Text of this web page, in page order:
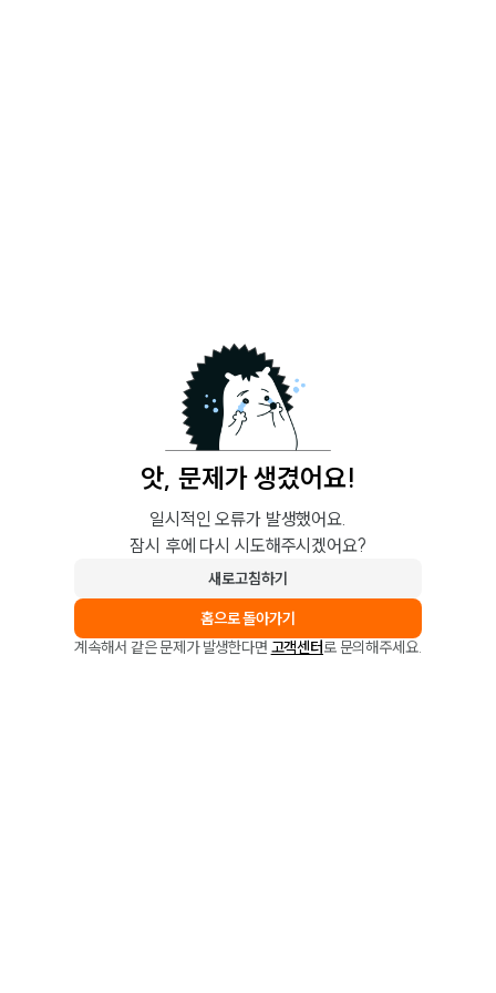
앗, 문제가 생겼어요!
일시적인 오류가 발생했어요.
잠시 후에 다시 시도해주시겠어요?
새로고침하기
홈으로 돌아가기
계속해서 같은 문제가 발생한다면 고객센터로 문의해주세요.